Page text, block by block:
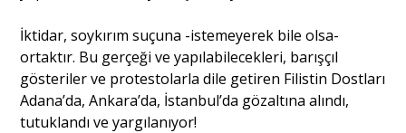
İktidar, soykırım suçuna -istemeyerek bile olsa-
ortaktır. Bu gerçeği ve yapılabilecekleri, barışçıl
gösteriler ve protestolarla dile getiren Filistin Dostları
Adana’da, Ankara’da, İstanbul’da gözaltına alındı,
tutuklandı ve yargılanıyor!